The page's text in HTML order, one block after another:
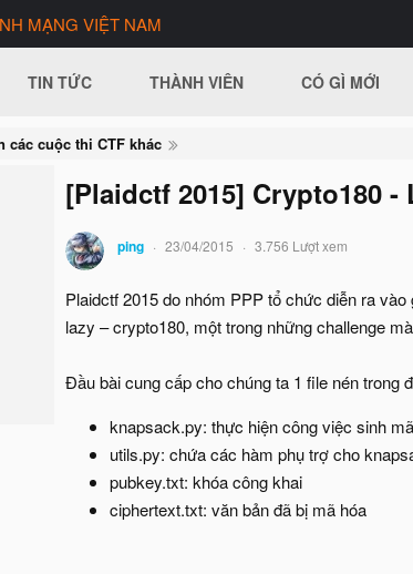
MẠNG VIỆT NAM
TIN TỨC THÀNH VIÊN CÓ GÌ MỚI
các cuộc thi CTF khác
[Plaidctf 2015] Crypto180 -
ping 23/04/2015 3.756 Lượt xem
Plaidctf 2015 do nhóm PPP tổ chức diễn ra
lazy – crypto180, một trong những challenge
Đầu bài cung cấp cho chúng ta 1 file nén trong
knapsack.py: thực hiện công việc sinh
utils.py: chứa các hàm phụ trợ cho
pubkey.txt: khóa công khai
ciphertext.txt: văn bản đã bị mã hóa